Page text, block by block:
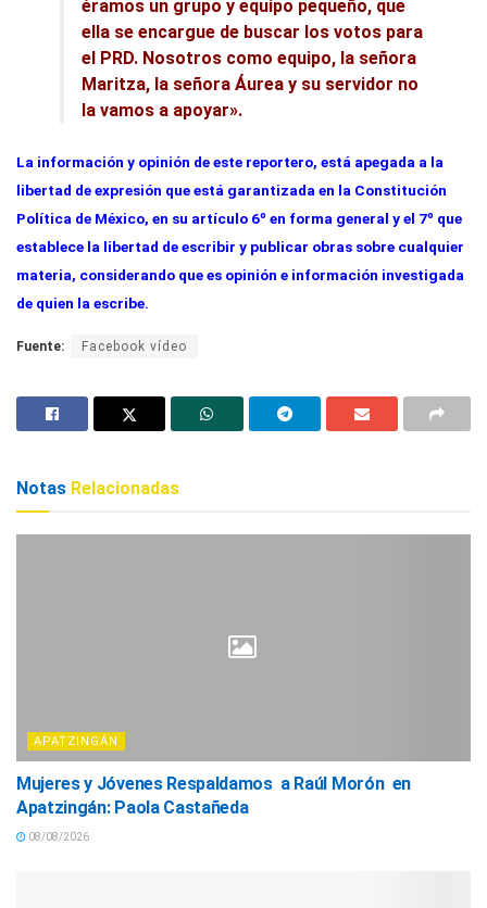
éramos un grupo y equipo pequeño, que
ella se encargue de buscar los votos para
el PRD. Nosotros como equipo, la señora
Maritza, la señora Áurea y su servidor no
la vamos a apoyar».
La información y opinión de este reportero, está apegada a la
libertad de expresión que está garantizada en la Constitución
Política de México, en su artículo 6º en forma general y el 7º que
establece la libertad de escribir y publicar obras sobre cualquier
materia, considerando que es opinión e información investigada
de quien la escribe.
Fuente: Facebook vídeo
Notas Relacionadas
APATZINGÁN
Mujeres y Jóvenes Respaldamos a Raúl Morón en
Apatzingán: Paola Castañeda
08/08/2026